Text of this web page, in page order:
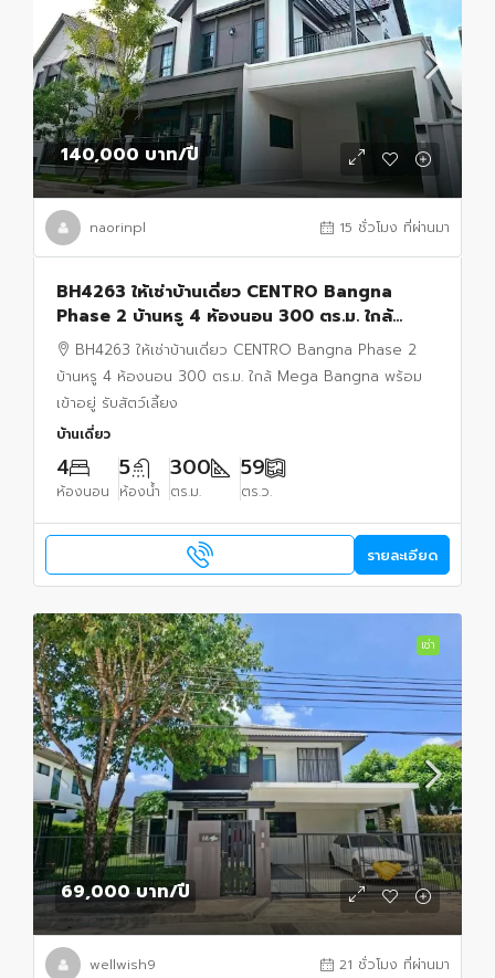
140,000 บาท/ปี
naorinpl 15 ชั่วโมง ที่ผ่านมา
BH4263 ให้เช่าบ้านเดี่ยว CENTRO Bangna
Phase 2 บ้านหรู 4 ห้องนอน 300 ตร.ม. ใกล้
Mega Bangna พร้อมเข้าอยู่ รับสัตว์เลี้ยง
BH4263 ให้เช่าบ้านเดี่ยว CENTRO Bangna Phase 2
บ้านหรู 4 ห้องนอน 300 ตร.ม. ใกล้ Mega Bangna พร้อม
เข้าอยู่ รับสัตว์เลี้ยง
บ้านเดี่ยว
4
ห้องนอน
5
ห้องน้ำ
300
ตร.ม.
59
ตร.ว.
รายละเอียด
เช่า
69,000 บาท/ปี
wellwish9 21 ชั่วโมง ที่ผ่านมา